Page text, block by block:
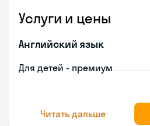
Услуги и цены
Английский язык
Для детей - премиум
Читать дальше